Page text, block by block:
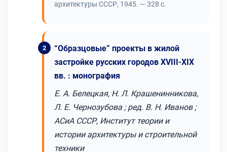
архитектуры СССР, 1945. — 328 с.
“Образцовые” проекты в жилой
застройке русских городов XVIII-XIX
вв. : монография
Е. А. Белецкая, Н. Л. Крашенинникова,
Л. Е. Чернозубова ; ред. В. Н. Иванов ;
АСиА СССР, Институт теории и
истории архитектуры и строительной
техники